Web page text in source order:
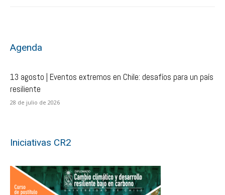
Agenda
13 agosto | Eventos extremos en Chile: desafíos para un país
resiliente
28 de julio de 2026
Iniciativas CR2